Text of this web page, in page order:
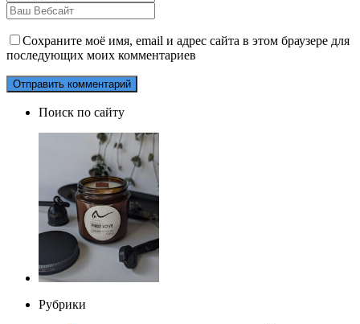
Сохраните моё имя, email и адрес сайта в этом браузере для
последующих моих комментариев
Поиск по сайту
Рубрики